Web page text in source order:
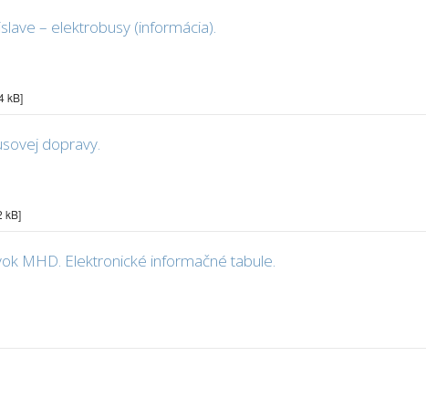
– elektrobusy (informácia).
kB]
dopravy.
kB]
MHD. Elektronické informačné tabule.